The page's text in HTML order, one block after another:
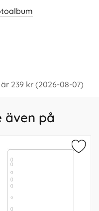
239 kr (2026-08-07)
även på